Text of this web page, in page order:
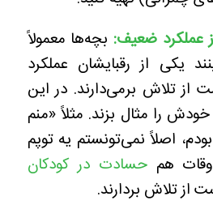
عملکرد ضعیف: بچه‌ها معمولاً
یکی از رقبایشان عملکرد
از تلاش برمی‌دارند. در این
را مثال بزند. مثلاً «منم
اصلاً نمی‌تونستم یه توپم
همحسادت در کودکان
تلاش بردارند.